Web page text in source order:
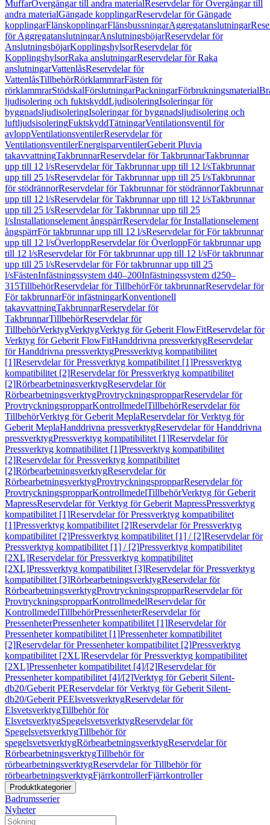
MuffarÖvergångar till andra materialReservdelar för Övergångar till
andra materialGängade kopplingarReservdelar för Gängade
kopplingarFlänskopplingarFlänsbussningarAggregatanslutningar
för AggregatanslutningarAnslutningsböjarReservdelar för
AnslutningsböjarKopplingshylsorReservdelar för
KopplingshylsorRaka anslutningarReservdelar för Raka
anslutningarVattenlåsReservdelar för
VattenlåsTillbehörRörklammrarFästen för
rörklammrarStödskalFörslutningarPackningarFörbrukningsmaterial
ljudisolering och fuktskyddLjudisoleringIsoleringar för
byggnadsljudisoleringIsoleringar för byggnadsljudisolering och
luftljudsisoleringFuktskyddTätningarVentilationsventil för
avloppVentilationsventilerReservdelar för
VentilationsventilerEnergisparventilerGeberit Pluvia
takavvattningTakbrunnarReservdelar för TakbrunnarTakbrunnar
upp till 12 l/sReservdelar för Takbrunnar upp till 12 l/sTakbrunnar
upp till 25 l/sReservdelar för Takbrunnar upp till 25 l/sTakbrunnar
för stödrännorReservdelar för Takbrunnar för stödrännorTakbrunnar
upp till 12 l/sReservdelar för Takbrunnar upp till 12 l/sTakbrunnar
upp till 25 l/sReservdelar för Takbrunnar upp till 25
l/sInstallationselement ångspärrReservdelar för Installationselement
ångspärrFör takbrunnar upp till 12 l/sReservdelar för För takbrunnar
upp till 12 l/sÖverloppReservdelar för ÖverloppFör takbrunnar upp
till 12 l/sReservdelar för För takbrunnar upp till 12 l/sFör takbrunnar
upp till 25 l/sReservdelar för För takbrunnar upp till 25
l/sFästenInfästningssystem d40–200Infästningssystem d250–
315TillbehörReservdelar för TillbehörFör takbrunnarReservdelar för
För takbrunnarFör infästningarKonventionell
takavvattningTakbrunnarReservdelar för
TakbrunnarTillbehörReservdelar för
TillbehörVerktygVerktygVerktyg för Geberit FlowFitReservdelar för
Verktyg för Geberit FlowFitHanddrivna pressverktygReservdelar
för Handdrivna pressverktygPressverktyg kompatibilitet
[1]Reservdelar för Pressverktyg kompatibilitet [1]Pressverktyg
kompatibilitet [2]Reservdelar för Pressverktyg kompatibilitet
[2]RörbearbetningsverktygReservdelar för
RörbearbetningsverktygProvtryckningspropparReservdelar för
ProvtryckningspropparKontrollmedelTillbehörReservdelar för
TillbehörVerktyg för Geberit MeplaReservdelar för Verktyg för
Geberit MeplaHanddrivna pressverktygReservdelar för Handdrivna
pressverktygPressverktyg kompatibilitet [1]Reservdelar för
Pressverktyg kompatibilitet [1]Pressverktyg kompatibilitet
[2]Reservdelar för Pressverktyg kompatibilitet
[2]RörbearbetningsverktygReservdelar för
RörbearbetningsverktygProvtryckningspropparReservdelar för
ProvtryckningspropparKontrollmedelTillbehörVerktyg för Geberit
MapressReservdelar för Verktyg för Geberit MapressPressverktyg
kompatibilitet [1]Reservdelar för Pressverktyg kompatibilitet
[1]Pressverktyg kompatibilitet [2]Reservdelar för Pressverktyg
kompatibilitet [2]Pressverktyg kompatibilitet [1] / [2]Reservdelar för
Pressverktyg kompatibilitet [1] / [2]Pressverktyg kompatibilitet
[2XL]Reservdelar för Pressverktyg kompatibilitet
[2XL]Pressverktyg kompatibilitet [3]Reservdelar för Pressverktyg
kompatibilitet [3]RörbearbetningsverktygReservdelar för
RörbearbetningsverktygProvtryckningspropparReservdelar för
ProvtryckningspropparKontrollmedelReservdelar för
KontrollmedelTillbehörPressenheterReservdelar för
PressenheterPressenheter kompatibilitet [1]Reservdelar för
Pressenheter kompatibilitet [1]Pressenheter kompatibilitet
[2]Reservdelar för Pressenheter kompatibilitet [2]Pressverktyg
kompatibilitet [2XL]Reservdelar för Pressverktyg kompatibilitet
[2XL]Pressenheter kompatibilitet [4]/[2]Reservdelar för
Pressenheter kompatibilitet [4]/[2]Verktyg för Geberit Silent-
db20/Geberit PEReservdelar för Verktyg för Geberit Silent-
db20/Geberit PEElsvetsverktygReservdelar för
ElsvetsverktygTillbehör för
ElsvetsverktygSpegelsvetsverktygReservdelar för
SpegelsvetsverktygTillbehör för
spegelsvetsverktygRörbearbetningsverktygReservdelar för
RörbearbetningsverktygTillbehör för
rörbearbetningsverktygReservdelar för Tillbehör för
rörbearbetningsverktygFjärrkontrollerFjärrkontroller
Produktkategorier
Badrumsserier
Nyheter